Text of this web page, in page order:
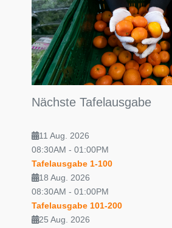
Nächste Tafelausgabe
11 Aug. 2026
08:30AM - 01:00PM
Tafelausgabe 1-100
18 Aug. 2026
08:30AM - 01:00PM
Tafelausgabe 101-200
25 Aug. 2026